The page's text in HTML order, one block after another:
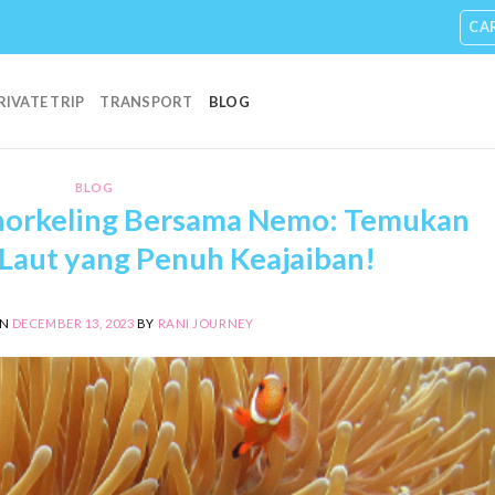
TRIP TRANSPORT BLOG
BLOG
Bersama Nemo: Temukan
yang Penuh Keajaiban!
DECEMBER 13, 2023 BY RANI JOURNEY